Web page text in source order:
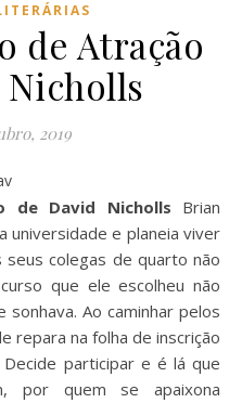
de Atração
Nicholls
2019
de David Nicholls Brian
universidade e planeia viver
colegas de quarto não
que ele escolheu não
Ao caminhar pelos
repara na folha de inscrição
Decide participar e é lá que
por quem se apaixona